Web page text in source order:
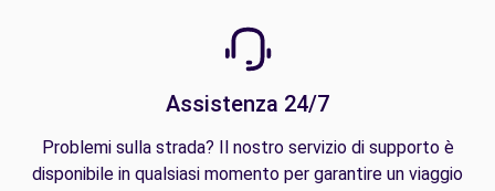
Assistenza 24/7
Problemi sulla strada? Il nostro servizio di supporto è
disponibile in qualsiasi momento per garantire un viaggio